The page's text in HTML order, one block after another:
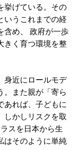
挙げている。その
いうこれまでの経
含め、 政府が一歩
きく育つ環境を整
身近にロールモデ
。また親が「寄ら
あれば、子どもに
しかしリスクを取
スを日本から生
そのように単純